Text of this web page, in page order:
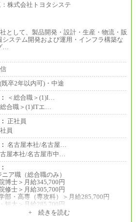
として、製品開発・設計・生産・物流・販
ステム開発および運用・インフラ構築な
…
卒2年以内可)・中途
＜総合職＞(1)I…
総合職＞(1)ITエ…
正社員
員
名古屋本社/名古屋…
屋本社/名古屋市中…
ア職（総合職のみ）
博士＞月給345,700円
修士＞月給305,700円
部・高専（専攻科）＞月給285,700円
短大＞月給285,700円
+ 続きを読む